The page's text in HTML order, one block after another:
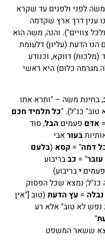
לפני ולפנים עד שקרא
ענין דרך ארץ שקדמה
צוויים"). והנה, משה הוא
הנו הדעת (עליון) דלעומת
דווקא, וכנודע
מגרמה כלום) היא ראשי
, בחינת משה – "ותרא אתו
טוב" כנ"ל). "כל תלמיד חכם
אדם פעמים הבל, סוד
בעוראבי
דמה" =קסא (בלעם
עובר" = כבבריבוע
פעמיםיבריבוע)
נמצא שכל הפסוק
נבלה = עץ הדעת (טוב ["אין
נפש לא טוב" אלא רע
"
ששאר המשפט